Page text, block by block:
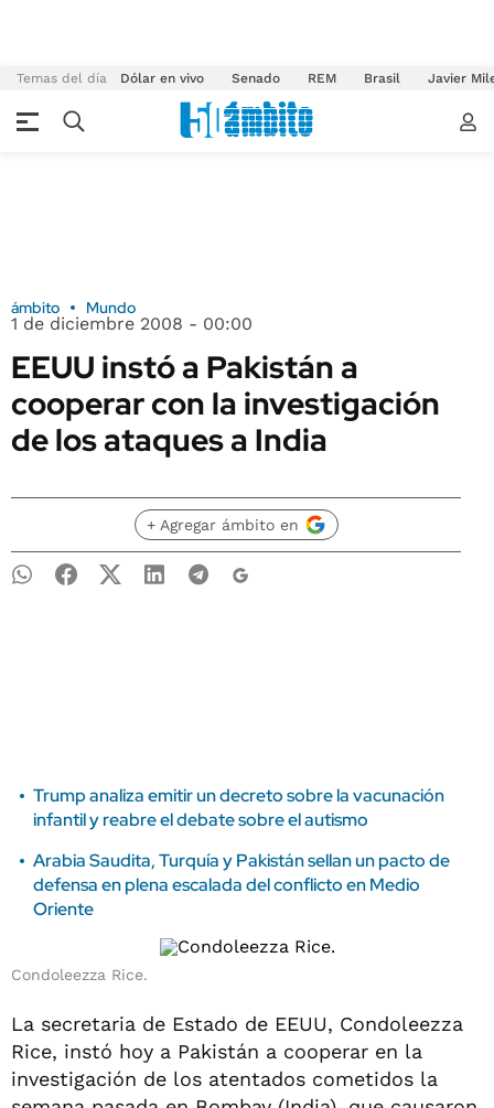
Temas del día Dólar en vivo Senado REM Brasil Javier
ámbito Mundo
1 de diciembre 2008 - 00:00
EEUU instó a Pakistán a
cooperar con la investigación
de los ataques a India
+ Agregar ámbito en
Trump analiza emitir un decreto sobre la vacunación
infantil y reabre el debate sobre el autismo
Arabia Saudita, Turquía y Pakistán sellan un pacto de
defensa en plena escalada del conflicto en Medio
Oriente
Condoleezza Rice.
La secretaria de Estado de EEUU, Condoleezza
Rice, instó hoy a Pakistán a cooperar en la
investigación de los atentados cometidos la